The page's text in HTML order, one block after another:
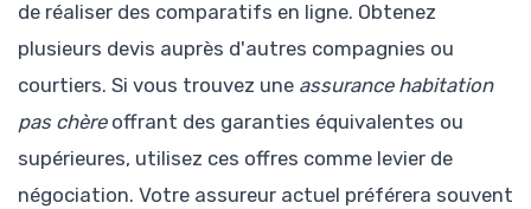
de réaliser des comparatifs en ligne. Obtenez
plusieurs devis auprès d'autres compagnies ou
courtiers. Si vous trouvez une assurance habitation
pas chèreoffrant des garanties équivalentes ou
supérieures, utilisez ces offres comme levier de
négociation. Votre assureur actuel préférera souvent